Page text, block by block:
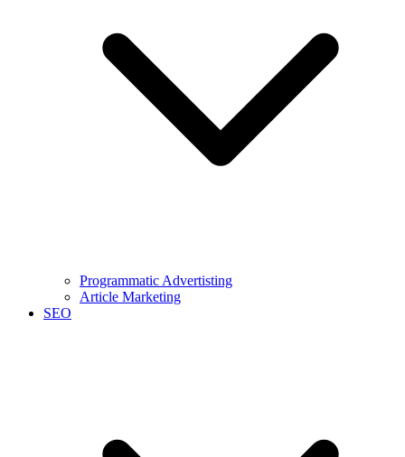
Programmatic Advertisting
Article Marketing
SEO